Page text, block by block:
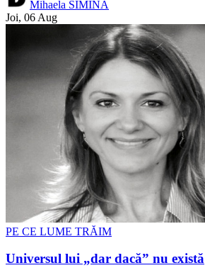
Mihaela SIMINA
Joi, 06 Aug
PE CE LUME TRĂIM
Universul lui „dar dacă” nu există